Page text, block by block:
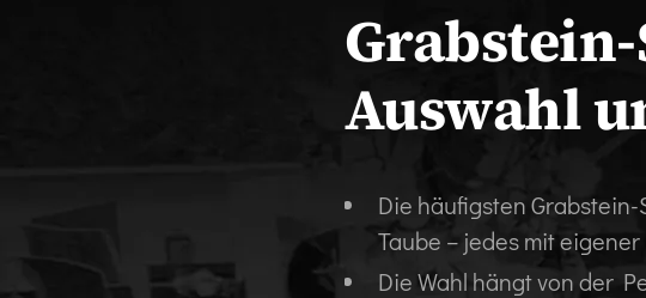
Auswahl
Die häufigsten
Taube – jedes mit
Die Wahl hängt von der